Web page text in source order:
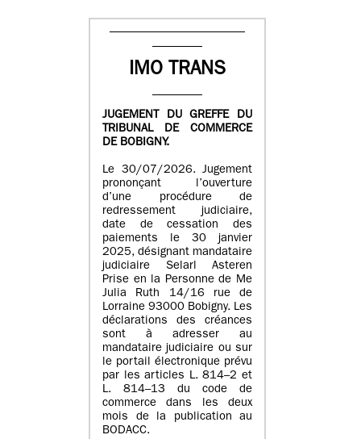
IMO TRANS
JUGEMENT DU GREFFE DU
TRIBUNAL DE COMMERCE
DE BOBIGNY.
Le 30/07/2026. Jugement
prononçant l’ouverture
d’une procédure de
redressement judiciaire,
date de cessation des
paiements le 30 janvier
2025, désignant mandataire
judiciaire Selarl Asteren
Prise en la Personne de Me
Julia Ruth 14/16 rue de
Lorraine 93000 Bobigny. Les
déclarations des créances
sont à adresser au
mandataire judiciaire ou sur
le portail électronique prévu
par les articles L. 814–2 et
L. 814–13 du code de
commerce dans les deux
mois de la publication au
BODACC.